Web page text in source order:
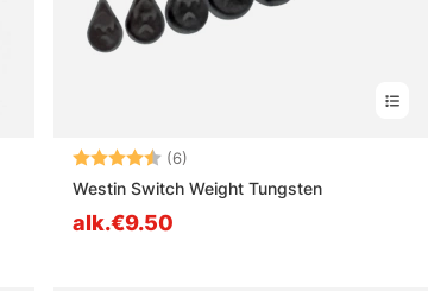
Arvio: (6)
Westin Switch Weight Tungsten
alk.€9.50